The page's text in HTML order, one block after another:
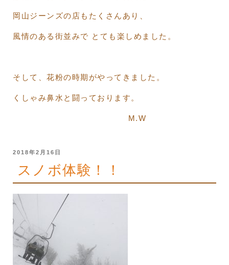
岡山ジーンズの店もたくさんあり、
風情のある街並みで とても楽しめました。
そして、花粉の時期がやってきました。
くしゃみ鼻水と闘っております。
M.W
投
2018年2月16日
スノボ体験！！